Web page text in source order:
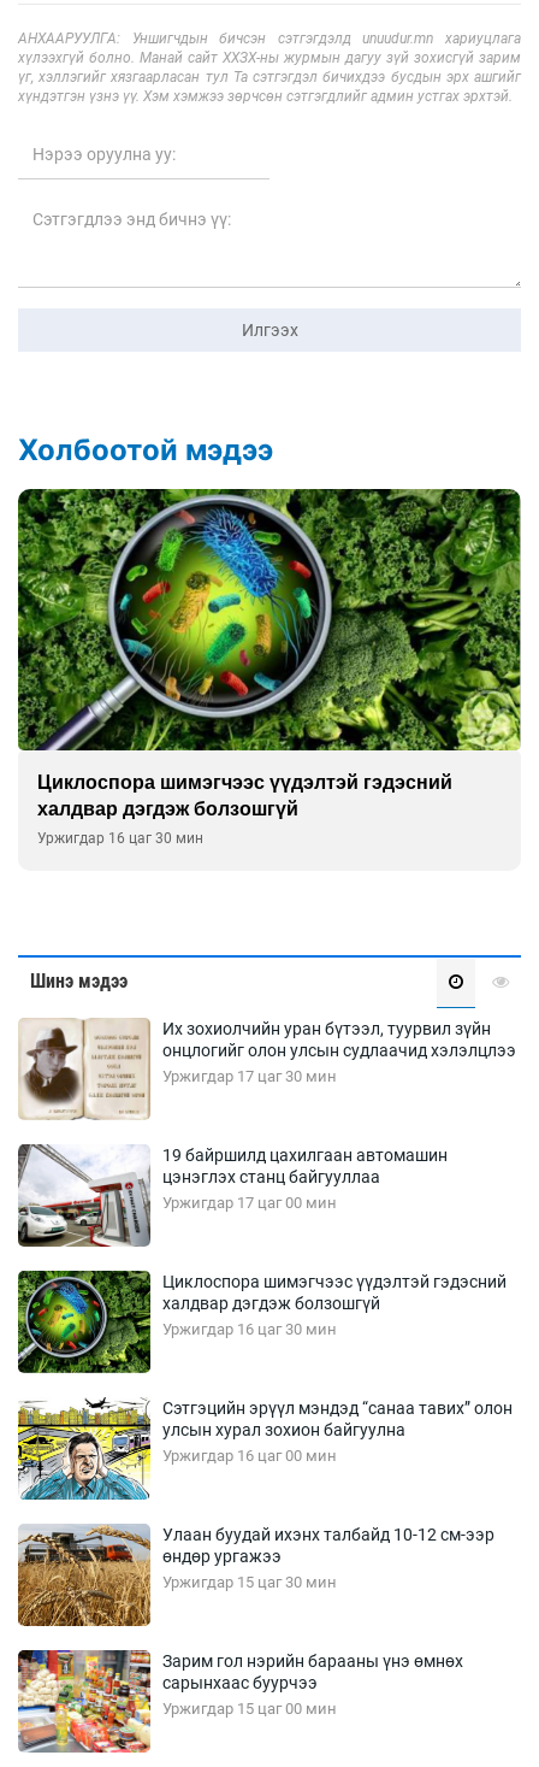
АНХААРУУЛГА: Уншигчдын бичсэн сэтгэгдэлд unuudur.mn хариуцлага
хүлээхгүй болно. Манай сайт ХХЗХ-ны журмын дагуу зүй зохисгүй зарим
үг, хэллэгийг хязгаарласан тул Та сэтгэгдэл бичихдээ бусдын эрх ашгийг
хүндэтгэн үзнэ үү. Хэм хэмжээ зөрчсөн сэтгэгдлийг админ устгах эрхтэй.
Илгээх
Холбоотой мэдээ
Сэтгэцийн эрүүл мэндэд “санаа тавих” олон
улсын хурал зохион байгуулна
Уржигдар 16 цаг 00 мин
Шинэ мэдээ
Их зохиолчийн уран бүтээл, туурвил зүйн
онцлогийг олон улсын судлаачид хэлэлцлээ
Уржигдар 17 цаг 30 мин
19 байршилд цахилгаан автомашин
цэнэглэх станц байгууллаа
Уржигдар 17 цаг 00 мин
Циклоспора шимэгчээс үүдэлтэй гэдэсний
халдвар дэгдэж болзошгүй
Уржигдар 16 цаг 30 мин
Сэтгэцийн эрүүл мэндэд “санаа тавих” олон
улсын хурал зохион байгуулна
Уржигдар 16 цаг 00 мин
Улаан буудай ихэнх талбайд 10-12 см-ээр
өндөр ургажээ
Уржигдар 15 цаг 30 мин
Зарим гол нэрийн барааны үнэ өмнөх
сарынхаас буурчээ
Уржигдар 15 цаг 00 мин